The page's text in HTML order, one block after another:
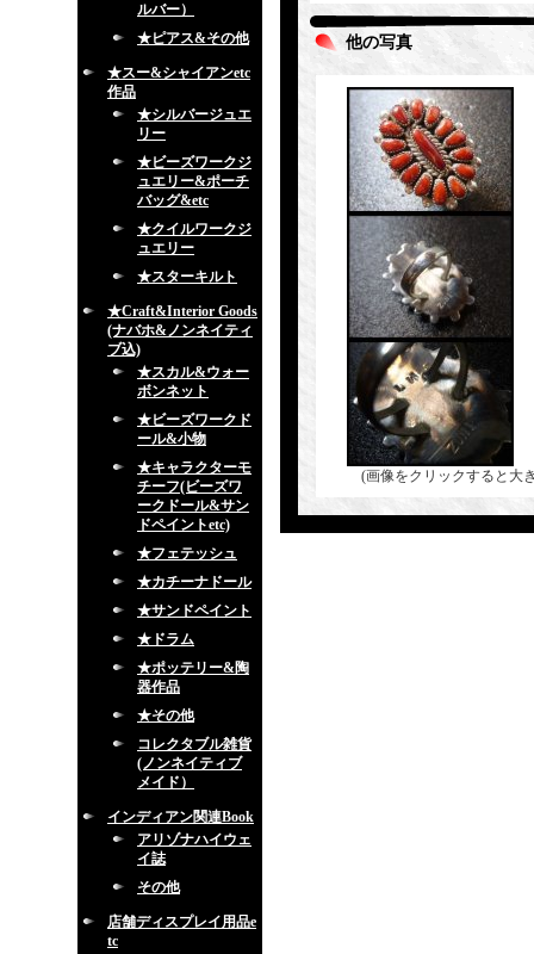
ルバー）
★ピアス&その他
★スー&シャイアンetc
作品
★シルバージュエ
リー
★ビーズワークジ
ュエリー&ポーチ
バッグ&etc
★クイルワークジ
ュエリー
★スターキルト
★Craft&Interior Goods
(ナバホ&ノンネイティ
ブ込)
★スカル&ウォー
ボンネット
★ビーズワークド
ール&小物
★キャラクターモ
チーフ(ビーズワ
ークドール&サン
ドペイントetc)
★フェテッシュ
★カチーナドール
★サンドペイント
★ドラム
★ポッテリー&陶
器作品
★その他
コレクタブル雑貨
(ノンネイティブ
メイド）
インディアン関連Book
アリゾナハイウェ
イ誌
その他
店舗ディスプレイ用品e
tc
他の写真
(画像をクリックすると大